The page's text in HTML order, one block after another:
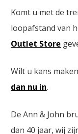
Komt u met de
loopafstand van
Outlet Store
Wilt u kans
dan nu in.
De Ann & John
dan 40 jaar, wij